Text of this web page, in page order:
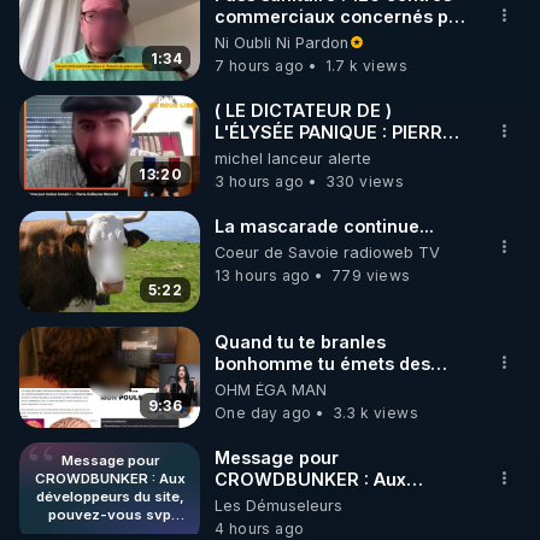
🌱 INSTAGRAM
https://www.instagram.com/rdlr_thierrycasasnovas/
http://rgnr.li/instagram
🌱 LA NEWSLETTER
Pour ne pas rater l’actualité RGNR (stages,
http://rgnr.li/news
🌱 VIDÉOS NON CENSURÉES SUR ODYSEE
Toutes les vidéos Youtube sont aussi sur la
http://rgnr.li/odysee
🌱 LES STAGES EN PRÉSENTIEL
http://rgnr.li/stages
1:34
commerciaux concernés par
l'obligation dans toute la
France
Ni Oubli Ni Pardon
7 hours ago
1.7 k views
13:20
( LE DICTATEUR DE )
L'ÉLYSÉE PANIQUE : PIERRE
GUILLAUME MERCADAL
BALANCE TOUT
michel lanceur alerte
3 hours ago
330 views
5:22
La mascarade continue...
Coeur de Savoie radioweb TV
13 hours ago
779 views
9:36
Quand tu te branles
bonhomme tu émets des
ondes ils ont juste omis de
t'expliquer
OHM ÉGA MAN
One day ago
3.3 k views
Message pour
CROWDBUNKER : Aux
développeurs du site,
pouvez-vous svp
remettre la
Message pour
CROWDBUNKER : Aux
développeurs du site,
pouvez-vous svp remettre la
Les Démuseleurs
4 hours ago